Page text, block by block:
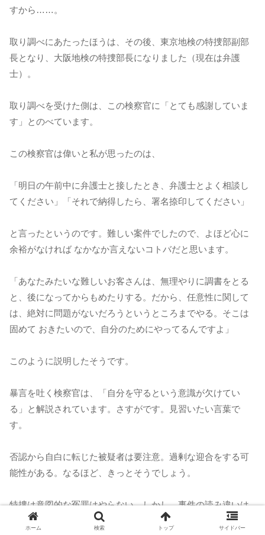
すから……。
取り調べにあたったほうは、その後、東京地検の特捜部副部
長となり、大阪地検の特捜部長になりました（現在は弁護
士）。
取り調べを受けた側は、この検察官に「とても感謝していま
す」とのべています。
この検察官は偉いと私が思ったのは、
「明日の午前中に弁護士と接したとき、弁護士とよく相談し
てください」「それで納得したら、署名捺印してください」
と言ったというのです。難しい案件でしたので、よほど心に
余裕がなければ なかなか言えないコトバだと思います。
「あなたみたいな難しいお客さんは、無理やりに調書をとる
と、後になってからもめたりする。だから、任意性に関して
は、絶対に問題がないだろうというところまでやる。そこは
固めて おきたいので、自分のためにやってるんですよ」
このように説明したそうです。
暴言を吐く検察官は、「自分を守るという意識が欠けてい
る」と解説されています。さすがです。見習いたい言葉で
す。
否認から自白に転じた被疑者は要注意。過剰な迎合をする可
能性がある。なるほど、きっとそうでしょう。
特捜は意図的な冤罪はやらない。しかし、事件の読み違いは
ある。
ホーム 検索 トップ サイドバー